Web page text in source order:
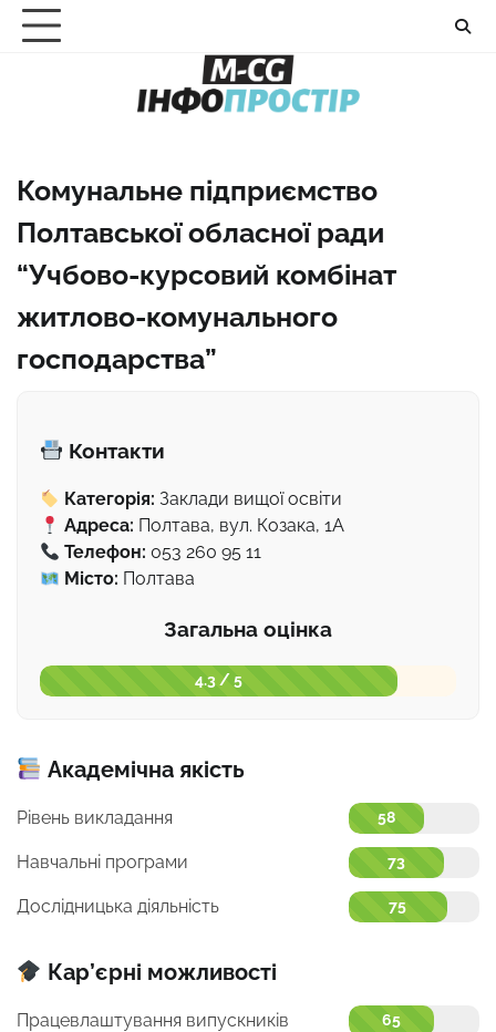
Перейти
Комунальне підприємство
Полтавської обласної ради
“Учбово-курсовий комбінат
житлово-комунального
господарства”
Контакти
Категорія: Заклади вищої освіти
Адреса: Полтава, вул. Козака, 1А
Телефон: 053 260 95 11
Місто: Полтава
Загальна оцінка
4.3 / 5
Академічна якість
Рівень викладання 58
Навчальні програми 73
Дослідницька діяльність 75
Кар’єрні можливості
Працевлаштування випускників 65